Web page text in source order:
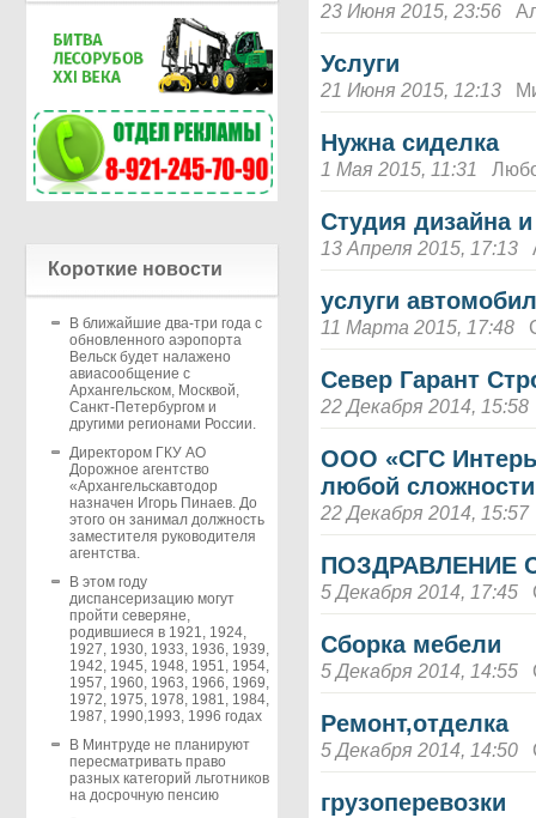
Короткие новости
В ближайшие два-три года с
обновленного аэропорта
Вельск будет налажено
авиасообщение с
Архангельском, Москвой,
Санкт-Петербургом и
другими регионами России.
Директором ГКУ АО
Дорожное агентство
«Архангельскавтодор
назначен Игорь Пинаев. До
этого он занимал должность
заместителя руководителя
агентства.
В этом году
диспансеризацию могут
пройти северяне,
родившиеся в 1921, 1924,
1927, 1930, 1933, 1936, 1939,
1942, 1945, 1948, 1951, 1954,
1957, 1960, 1963, 1966, 1969,
1972, 1975, 1978, 1981, 1984,
1987, 1990,1993, 1996 годах
В Минтруде не планируют
пересматривать право
разных категорий льготников
на досрочную пенсию
23 Июня 2015, 23:56
Услуги
21 Июня 2015, 12:13
Нужна сиделка
1 Мая 2015, 11:31
Студия дизайна
13 Апреля 2015, 17:13
услуги
11 Марта 2015, 17:48
Север Гарант
22 Декабря 2014, 15:58
ООО «СГС
любой
22 Декабря 2014, 15:57
5 Декабря 2014, 17:45
Сборка мебели
5 Декабря 2014, 14:55
Ремонт,отделка
5 Декабря 2014, 14:50
грузоперевозки